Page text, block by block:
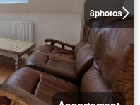
8photos